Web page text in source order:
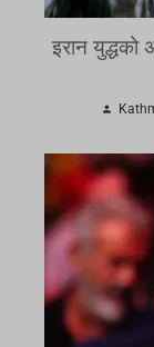
इरान युद्धको